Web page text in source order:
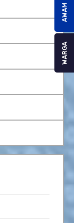
AWAM
WARGA